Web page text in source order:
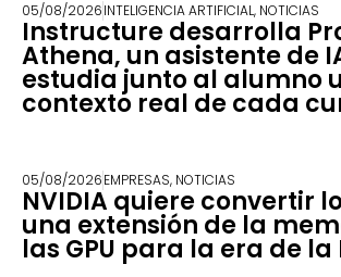
05/08/2026INTELIGENCIA ARTIFICIAL, NOTICIAS
Instructure desarrolla
Athena, un asistente de
estudia junto al alumno
contexto real de cada
05/08/2026EMPRESAS, NOTICIAS
NVIDIA quiere convertir
una extensión de la
las GPU para la era de la